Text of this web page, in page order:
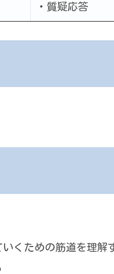
・質疑応答
くための筋道を理解